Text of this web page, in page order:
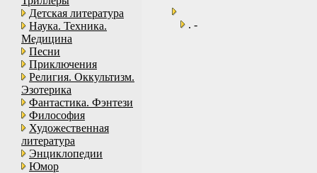
Детская литература
Наука. Техника.
Медицина
Песни
Приключения
Религия. Оккультизм.
Эзотерика
Фантастика. Фэнтези
Философия
Художественная
литература
Энциклопедии
Юмор
. -